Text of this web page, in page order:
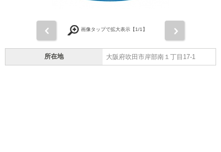
画像タップで拡大表示【1/1】
所在地 大阪府吹田市岸部南１丁目17-1